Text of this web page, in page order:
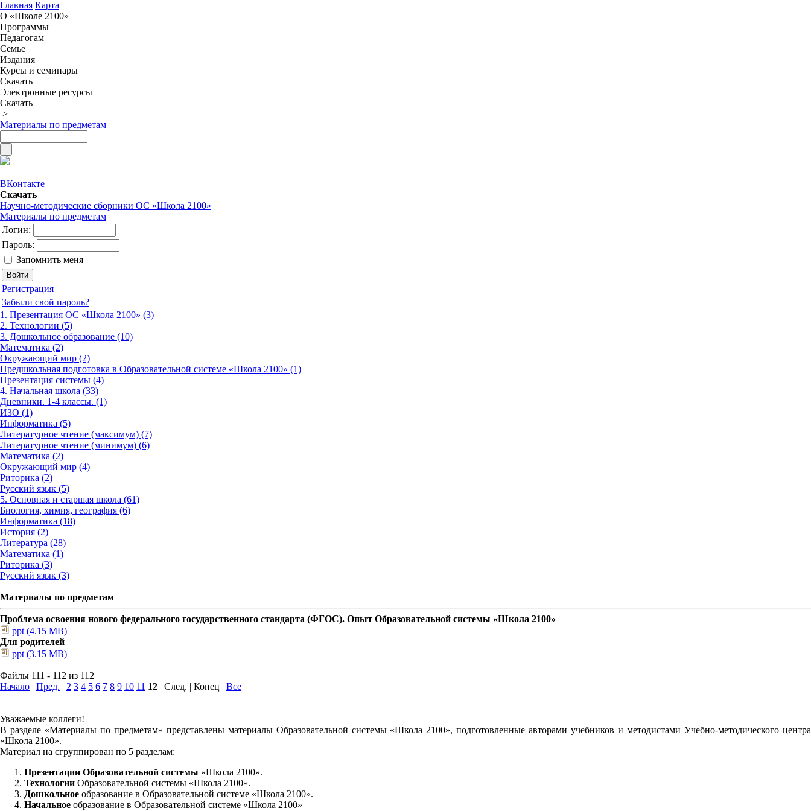
Главная Карта
О «Школе 2100»
Программы
Педагогам
Семье
Издания
Курсы и семинары
Скачать
Электронные ресурсы
Скачать
>
Материалы по предметам
ВКонтакте
Скачать
Научно-методические сборники ОС «Школа 2100»
Материалы по предметам
Логин:
Пароль:
Запомнить меня
Регистрация
Забыли свой пароль?
1. Презентация ОС «Школа 2100» (3)
2. Технологии (5)
3. Дошкольное образование (10)
Математика (2)
Окружающий мир (2)
Предшкольная подготовка в Образовательной системе «Школа 2100» (1)
Презентация системы (4)
4. Начальная школа (33)
Дневники. 1-4 классы. (1)
ИЗО (1)
Информатика (5)
Литературное чтение (максимум) (7)
Литературное чтение (минимум) (6)
Математика (2)
Окружающий мир (4)
Риторика (2)
Русский язык (5)
5. Основная и старшая школа (61)
Биология, химия, география (6)
Информатика (18)
История (2)
Литература (28)
Математика (1)
Риторика (3)
Русский язык (3)
Материалы по предметам
Проблема освоения нового федерального государственного стандарта (ФГОС). Опыт Образовательной системы «Школа 2100»
ppt (4.15 MB)
Для родителей
ppt (3.15 MB)
Файлы 111 - 112 из 112
Начало | Пред. | 2 3 4 5 6 7 8 9 10 11 12 | След. | Конец | Все
Уважаемые коллеги!
В разделе «Материалы по предметам» представлены материалы Образовательной системы «Школа 2100», подготовленные авторами учебников и методистами Учебно-методического центра
«Школа 2100».
Материал на сгруппирован по 5 разделам:
Презентации Образовательной системы «Школа 2100».
Технологии Образовательной системы «Школа 2100».
Дошкольное образование в Образовательной системе «Школа 2100».
Начальное образование в Образовательной системе «Школа 2100»